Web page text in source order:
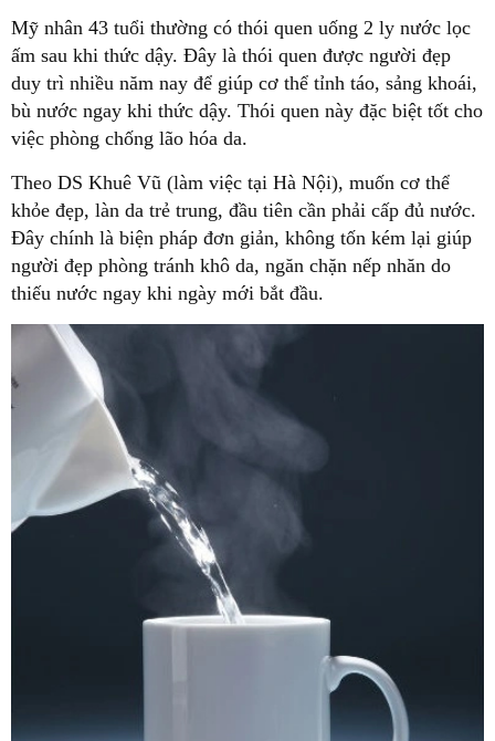
Mỹ nhân 43 tuổi thường có thói quen uống 2 ly nước lọc
ấm sau khi thức dậy. Đây là thói quen được người đẹp
duy trì nhiều năm nay để giúp cơ thể tỉnh táo, sảng khoái,
bù nước ngay khi thức dậy. Thói quen này đặc biệt tốt cho
việc phòng chống lão hóa da.
Theo DS Khuê Vũ (làm việc tại Hà Nội), muốn cơ thể
khỏe đẹp, làn da trẻ trung, đầu tiên cần phải cấp đủ nước.
Đây chính là biện pháp đơn giản, không tốn kém lại giúp
người đẹp phòng tránh khô da, ngăn chặn nếp nhăn do
thiếu nước ngay khi ngày mới bắt đầu.